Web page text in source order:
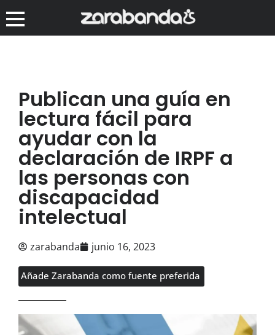
Publican una guía en
lectura fácil para
ayudar con la
declaración de IRPF a
las personas con
discapacidad
intelectual
zarabanda junio 16, 2023
Añade Zarabanda como fuente preferida